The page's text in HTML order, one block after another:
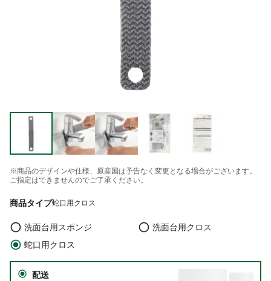
※商品のデザインや仕様、原産国は予告なく変更となる場合がございます。
ご指定はできませんのでご了承ください。
商品タイプ蛇口用クロス
洗面台用スポンジ
洗面台用クロス
蛇口用クロス
配送